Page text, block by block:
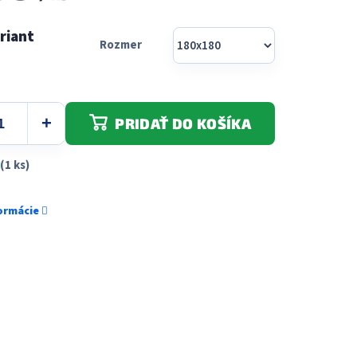
(1 ks)
Rozmer
PRIDAŤ DO KOŠÍKA